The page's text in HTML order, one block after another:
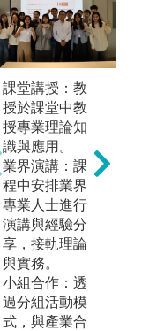
未上傳圖片
應用課程：使
用統計及計量
方法，分析財
務或經濟歷史
資料庫，包涵
資料擷取與實
證操作。
課堂講授：教
授於課堂中教
授專業理論知
識與應用。
業界演講：課
程中安排業界
專業人士進行
演講與經驗分
享，接軌理論
與實務。
小組合作：透
過分組活動模
式，與產業合